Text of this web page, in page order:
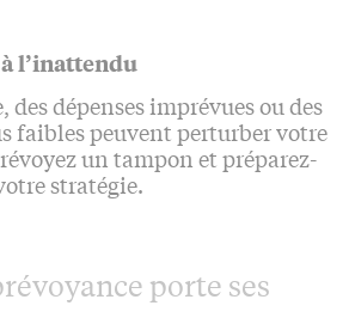
l’inattendu
des dépenses imprévues ou des
faibles peuvent perturber votre
un tampon et préparez-
stratégie.
porte ses